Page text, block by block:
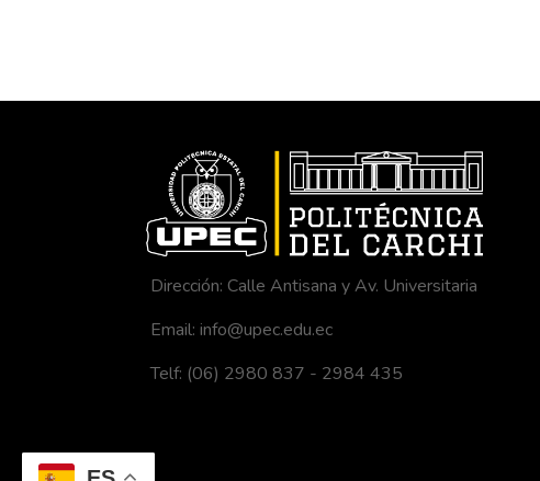
Dirección: Calle Antisana y Av. Universitaria
Email: info@upec.edu.ec
Telf: (06) 2980 837 - 2984 435